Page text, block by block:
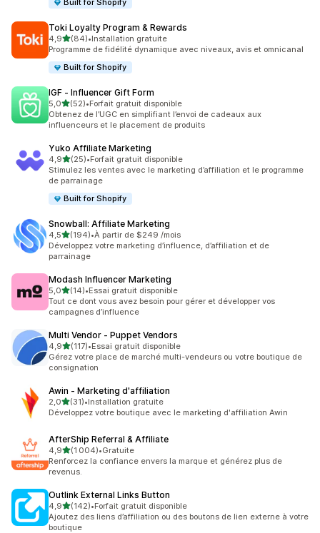
Built for Shopify
Toki Loyalty Program & Rewards
4,9étoile(s) sur 5
(84)
84 avis au total
•Installation gratuite
Programme de fidélité dynamique avec niveaux, avis et omnicanal
Built for Shopify
IGF ‑ Influencer Gift Form
5,0étoile(s) sur 5
(52)
52 avis au total
•Forfait gratuit disponible
Obtenez de l’UGC en simplifiant l’envoi de cadeaux aux
influenceurs et le placement de produits
Yuko Affiliate Marketing
4,9étoile(s) sur 5
(25)
25 avis au total
•Forfait gratuit disponible
Stimulez les ventes avec le marketing d’affiliation et le programme
de parrainage
Built for Shopify
Snowball: Affiliate Marketing
4,5étoile(s) sur 5
(194)
194 avis au total
•À partir de $249 /mois
Développez votre marketing d’influence, d’affiliation et de
parrainage
Modash Influencer Marketing
5,0étoile(s) sur 5
(14)
14 avis au total
•Essai gratuit disponible
Tout ce dont vous avez besoin pour gérer et développer vos
campagnes d’influence
Multi Vendor ‑ Puppet Vendors
4,9étoile(s) sur 5
(117)
117 avis au total
•Essai gratuit disponible
Gérez votre place de marché multi-vendeurs ou votre boutique de
consignation
Awin ‑ Marketing d'affiliation
2,0étoile(s) sur 5
(31)
31 avis au total
•Installation gratuite
Développez votre boutique avec le marketing d'affiliation Awin
AfterShip Referral & Affiliate
4,9étoile(s) sur 5
(1 004)
1004 avis au total
•Gratuite
Renforcez la confiance envers la marque et générez plus de
revenus.
Outlink External Links Button
4,9étoile(s) sur 5
(142)
142 avis au total
•Forfait gratuit disponible
Ajoutez des liens d’affiliation ou des boutons de lien externe à votre
boutique